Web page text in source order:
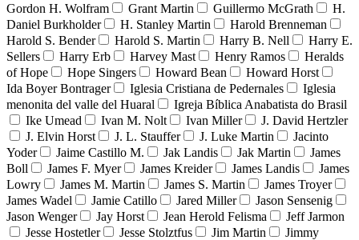
Gordon H. Wolfram Grant Martin Guillermo McGrath
H.
Daniel Burkholder
H. Stanley Martin
Harold Brenneman
Harold S. Bender
Harold S. Martin Harry B. Nell
Harry E.
Sellers
Harry Erb Harvey Mast Henry Ramos
Heralds
of Hope
Hope Singers Howard Bean
Howard Horst
Ida Boyer Bontrager
Iglesia Cristiana de Pedernales
Iglesia
menonita del valle del Huaral
Igreja Bíblica Anabatista do Brasil
Ike Umead
Ivan M. Nolt Ivan Miller
J. David Hertzler
J. Elvin Horst
J. L. Stauffer J. Luke Martin
Jacinto
Yoder
Jaime Castillo M. Jak Landis Jak Martin
James
Boll
James F. Myer James Kreider James Landis
James
Lowry
James M. Martin James S. Martin
James Troyer
James Wadel
Jamie Catillo Jared Miller
Jason Sensenig
Jason Wenger
Jay Horst Jean Herold Felisma
Jeff Jarmon
Jesse Hostetler
Jesse Stolztfus Jim Martin
Jimmy